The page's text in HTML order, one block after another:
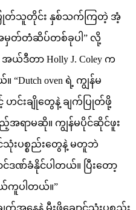
က်ပြုတ်သူတိုင်း နှစ်သက်ကြတဲ့ အံ့
မှတ်တံဆိပ်တစ်ခုပါ” လို့
အယ်ဒီတာ Holly J. Coley က
oven ရဲ့ ကျွန်မ
င်းချိုတွေနဲ့ ချက်ပြုတ်ဖို့
ရာမဆို။ ကျွန်မပိုင်ဆိုင်ဖူး
သုံးပစ္စည်းတွေနဲ့ မတူဘဲ
င်ဒဏ်ခံနိုင်ပါတယ်။ ပြီးတော့
ကူပါတယ်။”
ေနဲ့ မီးဖိုချောင်သုံးပစ္စည်း